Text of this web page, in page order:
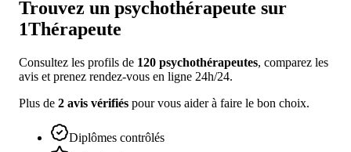
Trouvez un psychothérapeute sur
1Thérapeute
Consultez les profils de 120 psychothérapeutes, comparez les
avis et prenez rendez-vous en ligne 24h/24.
Plus de 2 avis vérifiés pour vous aider à faire le bon choix.
Diplômes contrôlés